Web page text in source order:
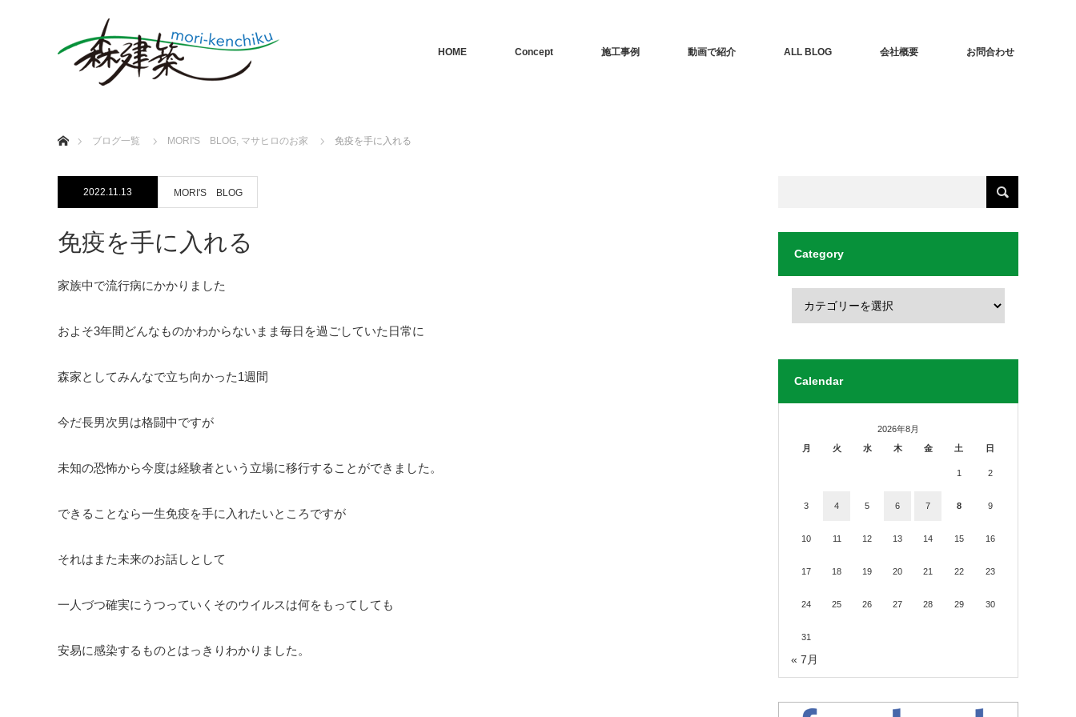
HOME Concept 施工事例 動画で紹介 ALL BLOG 会社概要 お問合わせ
ブログ一覧
MORI'S BLOG, マサヒロのお家 免疫を手に入れる
2022.11.13 MORI'S BLOG
免疫を手に入れる
家族中で流行病にかかりました
およそ3年間どんなものかわからないまま毎日を過ごしていた日常に
森家としてみんなで立ち向かった1週間
今だ長男次男は格闘中ですが
未知の恐怖から今度は経験者という立場に移行することができました。
できることなら一生免疫を手に入れたいところですが
それはまた未来のお話しとして
一人づつ確実にうつっていくそのウイルスは何をもってしても
安易に感染するものとはっきりわかりました。
Category
Calendar
2026年8月
月
火 水 木 金 土 日
1 2
3 4 5 6 7 8 9
10 11 12 13 14 15 16
17 18 19 20 21 22 23
24 25 26 27 28 29 30
31
« 7月